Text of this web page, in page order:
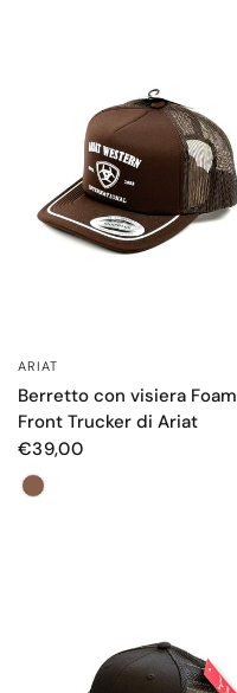
ARIAT
Berretto con visiera Foam
Front Trucker di Ariat
€39,00
Color